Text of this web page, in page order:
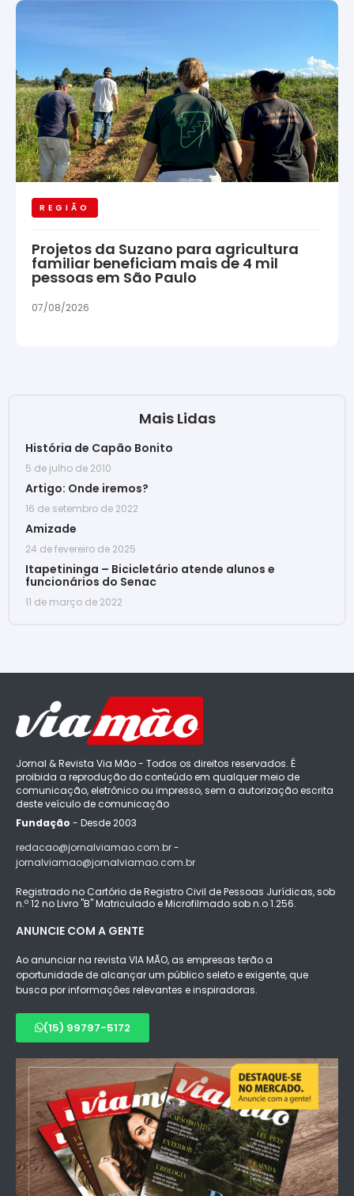
REGIÃO
Projetos da Suzano para agricultura
familiar beneficiam mais de 4 mil
pessoas em São Paulo
07/08/2026
Mais Lidas
História de Capão Bonito
5 de julho de 2010
Artigo: Onde iremos?
16 de setembro de 2022
Amizade
24 de fevereiro de 2025
Itapetininga – Bicicletário atende alunos e
funcionários do Senac
11 de março de 2022
Jornal & Revista Via Mão - Todos os direitos reservados. É
proibida a reprodução do conteúdo em qualquer meio de
comunicação, eletrônico ou impresso, sem a autorização escrita
deste veículo de comunicação
Fundação - Desde 2003
redacao@jornalviamao.com.br -
jornalviamao@jornalviamao.com.br
Registrado no Cartório de Registro Civil de Pessoas Jurídicas, sob
n.º 12 no Livro "B" Matriculado e Microfilmado sob n.o 1.256.
ANUNCIE COM A GENTE
Ao anunciar na revista VIA MÃO, as empresas terão a
oportunidade de alcançar um público seleto e exigente, que
busca por informações relevantes e inspiradoras.
(15) 99797-5172